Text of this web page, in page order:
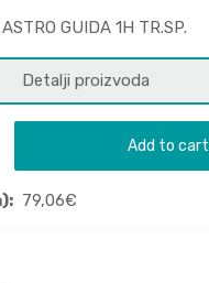
GUIDA 1H TR.SP.
Detalji proizvoda
Add to cart
79,06€